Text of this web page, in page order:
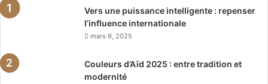
Vers une puissance intelligente : repenser
l’influence internationale
mars 9, 2025
Couleurs d’Aïd 2025 : entre tradition et
modernité